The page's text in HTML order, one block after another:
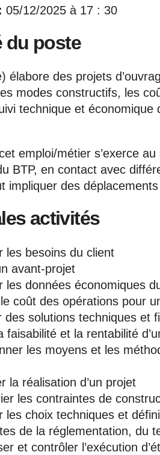
05/12/2025 à 17 : 30
du poste
élabore des projets
modes constructifs, les
technique et
emploi/métier s’exerce
BTP, en contact avec
impliquer des
activités
les besoins du client
avant-projet
les données économiques
coût des opérations pour
des solutions techniques et
faisabilité et la rentabilité
les moyens et les
la réalisation d’un projet
les contraintes de
les choix techniques et
de la réglementation, du
et contrôler l’exécution